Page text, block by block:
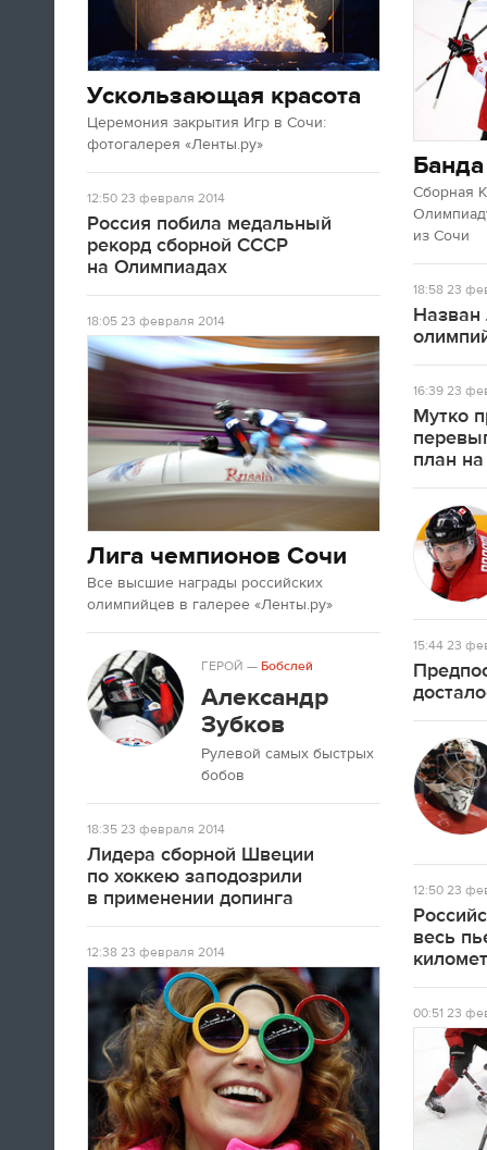
Ускользающая красота
Церемония закрытия Игр в Сочи:
фотогалерея «Ленты.ру»
12:5023 февраля 2014
Россия побила медальный
рекорд сборной СССР
на Олимпиадах
18:0523 февраля 2014
Лига чемпионов Сочи
Все высшие награды российских
олимпийцев в галерее «Ленты.ру»
ГЕРОЙ —Бобслей
Александр
Зубков
Рулевой самых быстрых
бобов
18:3523 февраля 2014
Лидера сборной Швеции
по хоккею заподозрили
в применении допинга
12:3823 февраля 2014
Сборная
из Сочи
18:5823
Назван
16:3923
Мутко
план
15:4423
12:5023
весь
00:51 23